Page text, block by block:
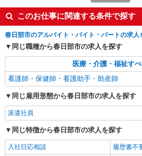
埼玉県春日部市
キープ
株式会社kotrio /●SI-H-2074902
春日部駅のサ高住＊シ
て世代から大人気♪
時給2400円〜3000円
通費全支給(ガソリン代含
キープ
このお仕事に関連する条件で探す
春日部市のアルバイト・バイト・パートの求人
同じ職種から春日部市の求人を探す
医療・介護・福祉す
看護師・保健師・看護助手・助産師
同じ雇用形態から春日部市の求人を探す
派遣社員
同じ特徴から春日部市の求人を探す
入社日応相談
履歴書不